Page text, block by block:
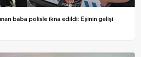
baba polisle ikna edildi: Eşinin gelişi